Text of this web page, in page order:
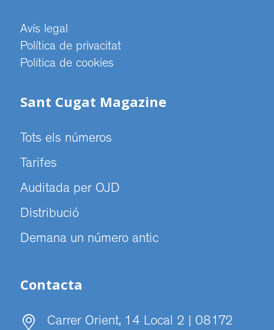
Avís legal
Política de privacitat
Politica de cookies
Sant Cugat Magazine
Tots els números
Tarifes
Auditada per OJD
Distribució
Demana un número antic
Contacta
Carrer Orient, 14 Local 2 | 08172